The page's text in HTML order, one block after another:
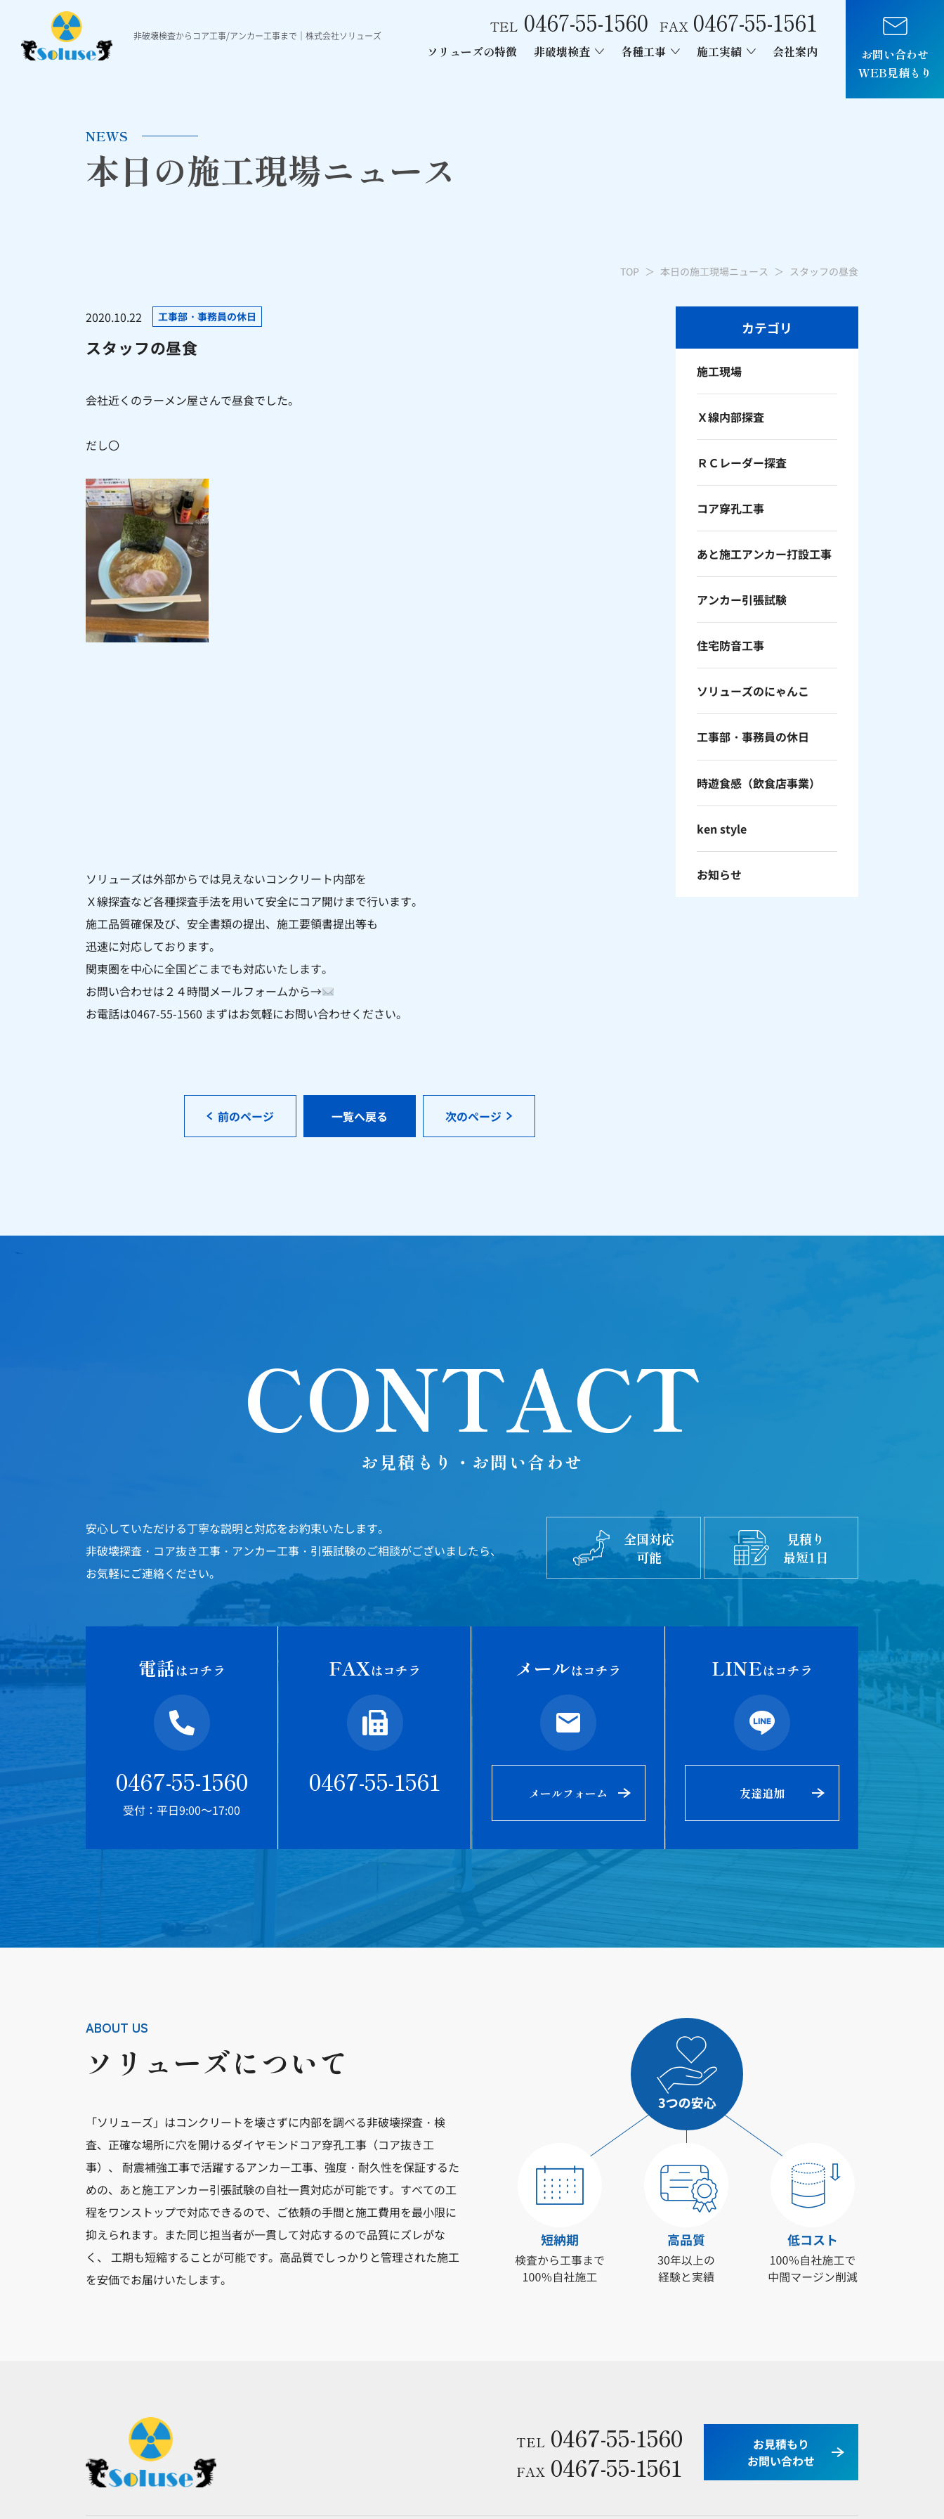
非破壊検査からコア工事/アンカー工事まで｜株式会社ソリューズ
TEL 0467-55-1560 FAX 0467-55-1561
ソリューズの特徴 非破壊検査 各種工事 施工実績 会社案内
お問い合わせ
WEB見積もり
NEWS
本日の施工現場ニュース
TOP 本日の施工現場ニュース スタッフの昼食
カテゴリ
施工現場
Ｘ線内部探査
ＲＣレーダー探査
コア穿孔工事
あと施工アンカー打設工事
アンカー引張試験
住宅防音工事
ソリューズのにゃんこ
工事部・事務員の休日
時遊食感（飲食店事業）
ken style
お知らせ
2020.10.22 工事部・事務員の休日
スタッフの昼食
会社近くのラーメン屋さんで昼食でした。
だし〇
ソリューズは外部からでは見えないコンクリート内部を
Ｘ線探査など各種探査手法を用いて安全にコア開けまで行います。
施工品質確保及び、安全書類の提出、施工要領書提出等も
迅速に対応しております。
関東圏を中心に全国どこまでも対応いたします。
お問い合わせは２４時間メールフォームから→
お電話は0467-55-1560 まずはお気軽にお問い合わせください。
前のページ 一覧へ戻る 次のページ
CONTACT
お見積もり・お問い合わせ
安心していただける丁寧な説明と対応をお約束いたします。
非破壊探査・コア抜き工事・アンカー工事・引張試験のご相談がございましたら、
お気軽にご連絡ください。
全国対応
可能
見積り
最短1日
電話はコチラ
0467-55-1560
受付：平日9:00～17:00
FAXはコチラ
0467-55-1561
メールはコチラ
メールフォーム
LINEはコチラ
友達追加
ABOUT US
ソリューズについて
「ソリューズ」はコンクリートを壊さずに内部を調べる非破壊探査・検
査、正確な場所に穴を開けるダイヤモンドコア穿孔工事（コア抜き工
事）、 耐震補強工事で活躍するアンカー工事、強度・耐久性を保証するた
めの、あと施工アンカー引張試験の自社一貫対応が可能です。すべての工
程をワンストップで対応できるので、ご依頼の手間と施工費用を最小限に
抑えられます。また同じ担当者が一貫して対応するので品質にズレがな
く、 工期も短縮することが可能です。高品質でしっかりと管理された施工
を安価でお届けいたします。
TEL 0467-55-1560
FAX 0467-55-1561
お見積もり
お問い合わせ